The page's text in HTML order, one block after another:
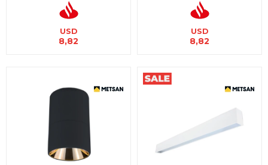
USD
8,82
USD
8,82